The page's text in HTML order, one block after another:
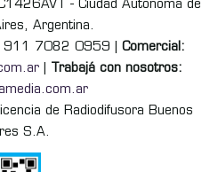
- Ciudad Autónoma de
Argentina.
911 7082 0959 | Comercial:
Trabajá con nosotros:
de Radiodifusora Buenos
S.A.